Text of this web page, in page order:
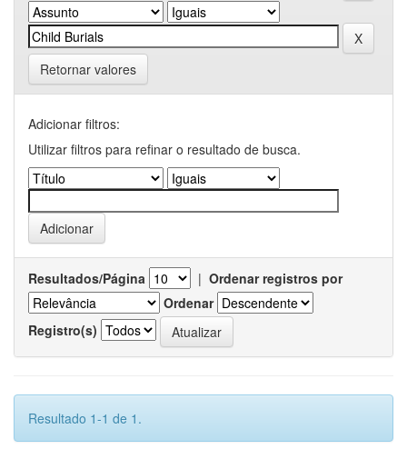
Retornar valores
Adicionar filtros:
Utilizar filtros para refinar o resultado de busca.
Resultados/Página | Ordenar registros por
Ordenar
Registro(s)
Resultado 1-1 de 1.